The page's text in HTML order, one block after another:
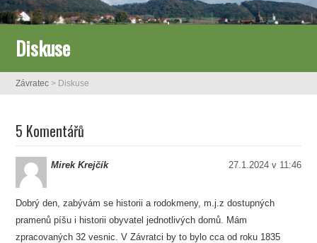
Diskuse
Závratec > Diskuse
5 Komentářů
Mirek Krejčík 27.1.2024 v 11:46
Dobrý den, zabývám se historii a rodokmeny, m.j.z dostupných
pramenů píšu i historii obyvatel jednotlivých domů. Mám
zpracovaných 32 vesnic. V Závratci by to bylo cca od roku 1835